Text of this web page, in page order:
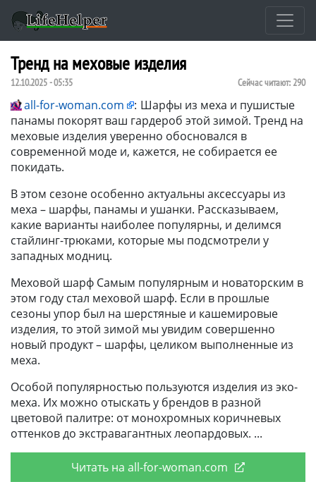
Тренд на меховые изделия
12.10.2025 - 05:35 Сейчас читают: 290
all-for-woman.com : Шарфы из меха и пушистые
панамы покорят ваш гардероб этой зимой. Тренд на
меховые изделия уверенно обосновался в
современной моде и, кажется, не собирается ее
покидать.
В этом сезоне особенно актуальны аксессуары из
меха – шарфы, панамы и ушанки. Рассказываем,
какие варианты наиболее популярны, и делимся
стайлинг-трюками, которые мы подсмотрели у
западных модниц.
Меховой шарф Самым популярным и новаторским в
этом году стал меховой шарф. Если в прошлые
сезоны упор был на шерстяные и кашемировые
изделия, то этой зимой мы увидим совершенно
новый продукт – шарфы, целиком выполненные из
меха.
Особой популярностью пользуются изделия из эко-
меха. Их можно отыскать у брендов в разной
цветовой палитре: от монохромных коричневых
оттенков до экстравагантных леопардовых.
Читать на all-for-woman.com